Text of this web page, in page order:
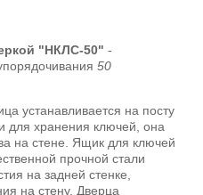
"НКЛС-50" -
50
устанавливается на посту
хранения ключей, она
на стене. Ящик для ключей
прочной стали
на задней стенке,
на стену. Дверца